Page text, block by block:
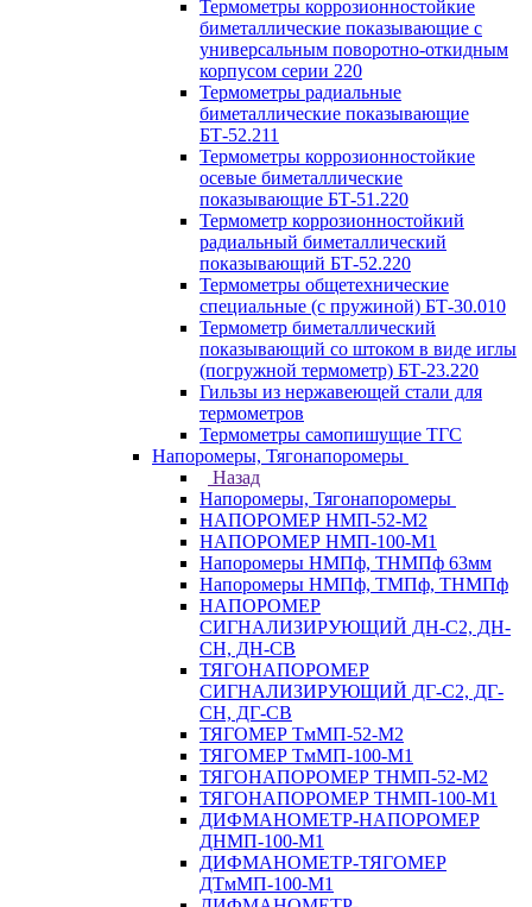
Термометры коррозионностойкие
биметаллические показывающие с
универсальным поворотно-откидным
корпусом серии 220
Термометры радиальные
биметаллические показывающие
БТ-52.211
Термометры коррозионностойкие
осевые биметаллические
показывающие БТ-51.220
Термометр коррозионностойкий
радиальный биметаллический
показывающий БТ-52.220
Термометры общетехнические
специальные (с пружиной) БТ-30.010
Термометр биметаллический
показывающий со штоком в виде иглы
(погружной термометр) БТ-23.220
Гильзы из нержавеющей стали для
термометров
Термометры самопишущие ТГС
Напоромеры, Тягонапоромеры
Назад
Напоромеры, Тягонапоромеры
НАПОРОМЕР НМП-52-М2
НАПОРОМЕР НМП-100-М1
Напоромеры НМПф, ТНМПф 63мм
Напоромеры НМПф, ТМПф, ТНМПф
НАПОРОМЕР
СИГНАЛИЗИРУЮЩИЙ ДН-С2, ДН-
СН, ДН-СВ
ТЯГОНАПОРОМЕР
СИГНАЛИЗИРУЮЩИЙ ДГ-С2, ДГ-
СН, ДГ-СВ
ТЯГОМЕР ТмМП-52-М2
ТЯГОМЕР ТмМП-100-М1
ТЯГОНАПОРОМЕР ТНМП-52-М2
ТЯГОНАПОРОМЕР ТНМП-100-М1
ДИФМАНОМЕТР-НАПОРОМЕР
ДНМП-100-М1
ДИФМАНОМЕТР-ТЯГОМЕР
ДТмМП-100-М1